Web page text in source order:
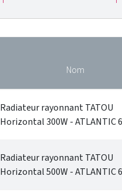
Nom
Radiateur rayonnant TATOU
Horizontal 300W - ATLANTIC
Radiateur rayonnant TATOU
Horizontal 500W - ATLANTIC